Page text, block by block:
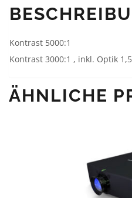
Menge
Kontrast 5000:1
Kontrast 3000:1 , inkl. Optik
ÄHNLICHE